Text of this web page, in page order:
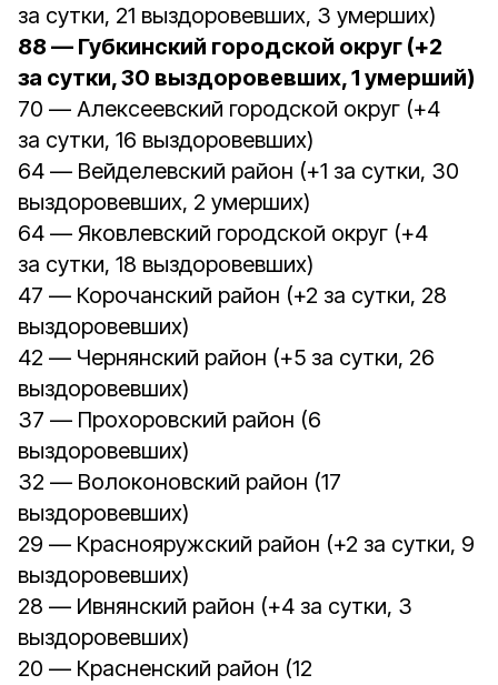
за сутки, 21 выздоровевших, 3 умерших)
88 — Губкинский городской округ (+2
за сутки, 30 выздоровевших, 1 умерший)
70 — Алексеевский городской округ (+4
за сутки, 16 выздоровевших)
64 — Вейделевский район (+1 за сутки, 30
выздоровевших, 2 умерших)
64 — Яковлевский городской округ (+4
за сутки, 18 выздоровевших)
47 — Корочанский район (+2 за сутки, 28
выздоровевших)
42 — Чернянский район (+5 за сутки, 26
выздоровевших)
37 — Прохоровский район (6
выздоровевших)
32 — Волоконовский район (17
выздоровевших)
29 — Краснояружский район (+2 за сутки, 9
выздоровевших)
28 — Ивнянский район (+4 за сутки, 3
выздоровевших)
20 — Красненский район (12